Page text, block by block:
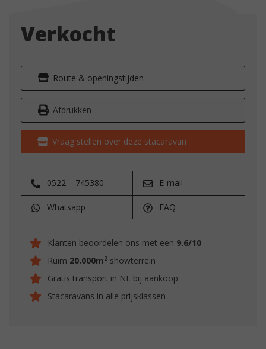
Verkocht
Route & openingstijden
Afdrukken
Vraag stellen over deze stacaravan
0522 – 745380 E-mail
Whatsapp FAQ
Klanten beoordelen ons met een 9.6/10
Ruim 20.000m2 showterrein
Gratis transport in NL bij aankoop
Stacaravans in alle prijsklassen